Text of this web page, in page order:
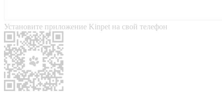
Установите приложение Kinpet на свой телефон